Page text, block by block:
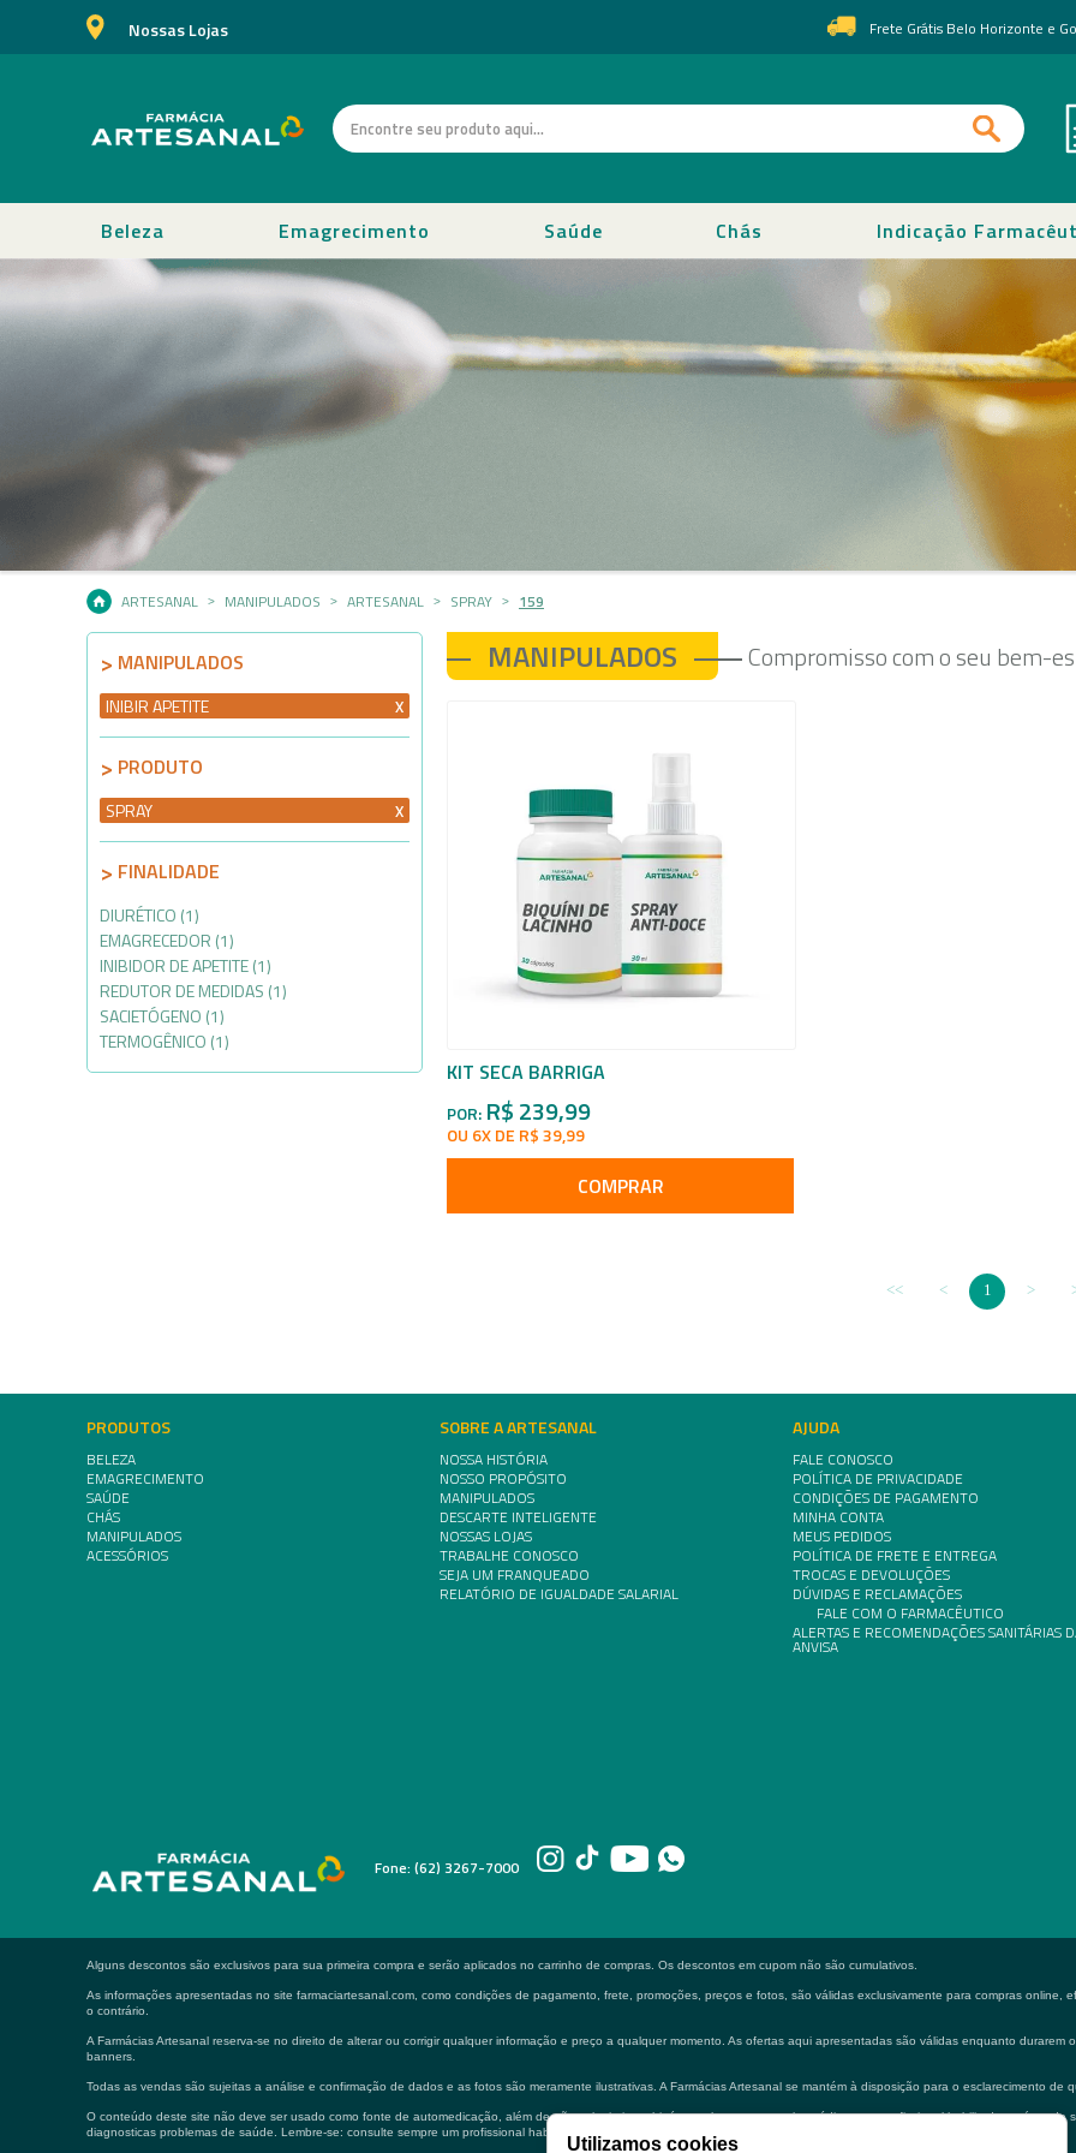
Nossas Lojas Frete Grátis Belo Horizonte e
Beleza Emagrecimento Saúde Chás Indicação
ARTESANAL MANIPULADOS ARTESANAL SPRAY 159
MANIPULADOS
INIBIR APETITE
PRODUTO
SPRAY
FINALIDADE
DIURÉTICO (1)
EMAGRECEDOR (1)
INIBIDOR DE APETITE (1)
REDUTOR DE MEDIDAS (1)
SACIETÓGENO (1)
TERMOGÊNICO (1)
MANIPULADOS Compromisso com o seu bem-
KIT SECA BARRIGA
POR: R$ 239,99
OU 6X DE R$ 39,99
COMPRAR
1
PRODUTOS
BELEZA
EMAGRECIMENTO
SAÚDE
CHÁS
MANIPULADOS
ACESSÓRIOS
SOBRE A ARTESANAL
NOSSA HISTÓRIA
NOSSO PROPÓSITO
MANIPULADOS
DESCARTE INTELIGENTE
NOSSAS LOJAS
TRABALHE CONOSCO
SEJA UM FRANQUEADO
RELATÓRIO DE IGUALDADE SALARIAL
AJUDA
FALE CONOSCO
POLÍTICA DE PRIVACIDADE
CONDIÇÕES DE PAGAMENTO
MINHA CONTA
MEUS PEDIDOS
POLÍTICA DE FRETE E ENTREGA
TROCAS E DEVOLUÇÕES
DÚVIDAS E RECLAMAÇÕES
FALE COM O FARMACÊUTICO
ALERTAS E RECOMENDAÇÕES SANITÁRIAS
ANVISA
Fone: (62) 3267-7000
Alguns descontos são exclusivos para sua primeira compra e serão aplicados no carrinho de compras. Os descontos em cupom não são cumulativos.
As informações apresentadas no site farmaciartesanal.com, como condições de pagamento, frete, promoções, preços e fotos, são válidas exclusivamente para compras online,
o contrário.
A Farmácias Artesanal reserva-se no direito de alterar ou corrigir qualquer informação e preço a qualquer momento. As ofertas aqui apresentadas são válidas enquanto
banners.
Todas as vendas são sujeitas a análise e confirmação de dados e as fotos são meramente ilustrativas. A Farmácias Artesanal se mantém à disposição para o esclarecimento de
O conteúdo deste site não deve ser usado como fonte de automedicação, além de não substituir em hipótese alguma a consulta médica e ou profissional habilitado na área
diagnosticas problemas de saúde. Lembre-se: consulte sempre um profissional habilitado.
Utilizamos cookies